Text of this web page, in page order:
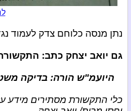
נתן מנסה כלוחם צדק לעמוד
גם יואב יצחק כתב:
היועמ"ש הורה: בדיקה
כלי התקשורת מסתירים מידע